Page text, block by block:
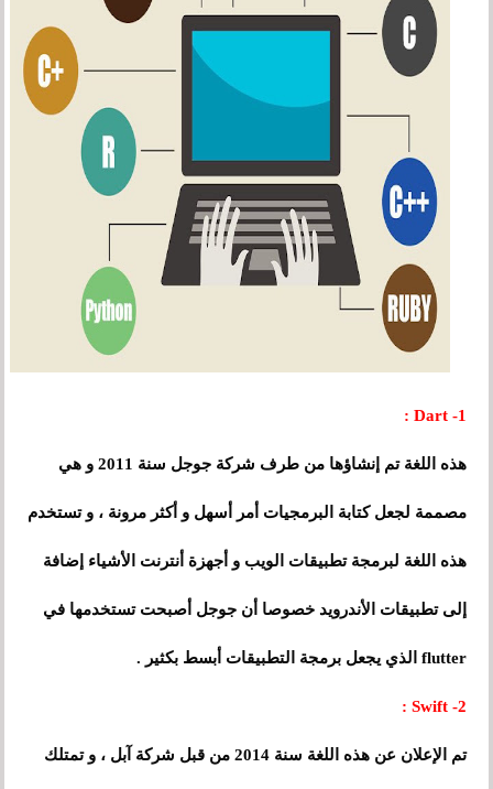
1
- Dart :
هذه اللغة تم إنشاؤها من طرف شركة جوجل سنة 2011 و هي
مصممة لجعل كتابة البرمجيات أمر أسهل و أكثر مرونة ، و تستخدم
هذه اللغة لبرمجة تطبيقات الويب و أجهزة أنترنت الأشياء إضافة
إلى تطبيقات الأندرويد خصوصا أن جوجل أصبحت تستخدمها في
flutter الذي يجعل برمجة التطبيقات أبسط بكثير .
2- Swift :
تم الإعلان عن هذه اللغة سنة 2014 من قبل شركة آبل ، و تمتلك